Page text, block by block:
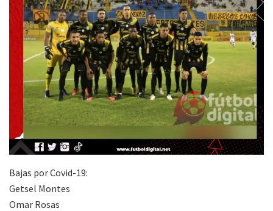
Bajas por Covid-19:
Getsel Montes
Omar Rosas